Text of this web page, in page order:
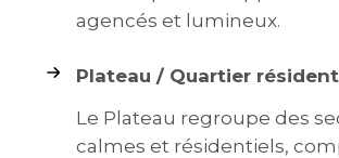
agencés et lumineux.
Plateau / Quartier
Le Plateau regroupe des
calmes et résidentiels,